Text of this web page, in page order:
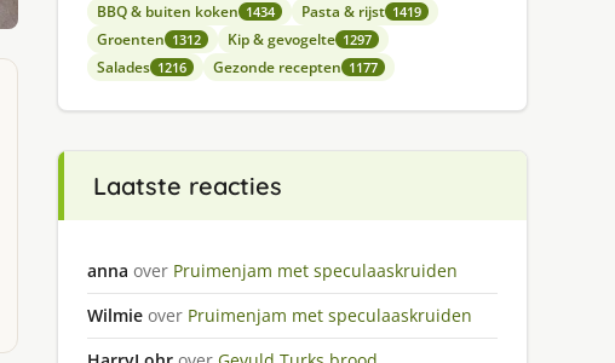
BBQ & buiten koken 1434 Pasta & rijst 1419
Groenten 1312 Kip & gevogelte 1297
Salades 1216 Gezonde recepten 1177
Laatste reacties
anna over Pruimenjam met speculaaskruiden
Wilmie over Pruimenjam met speculaaskruiden